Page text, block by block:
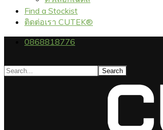
Find a Stockist
ติดต่อเรา CUTEK®
0868818776